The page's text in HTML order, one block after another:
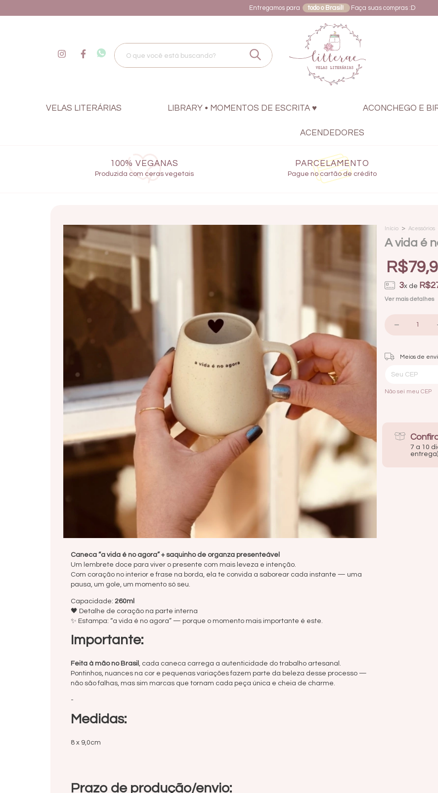
Entregamos para todo o Brasil! Faça suas compras :D
VELAS LITERÁRIAS LIBRARY • MOMENTOS DE ESCRITA ♥ ACONCHEGO E
ACENDEDORES
100% VEGANAS
Produzida com ceras vegetais
PARCELAMENTO
Pague no cartão de crédito
Caneca “a vida é no agora” + saquinho de organza presenteável
Um lembrete doce para viver o presente com mais leveza e intenção.
Com coração no interior e frase na borda, ela te convida a saborear cada instante — uma
pausa, um gole, um momento só seu.
Capacidade: 260ml
🖤 Detalhe de coração na parte interna
✨ Estampa: “a vida é no agora” — porque o momento mais importante é este.
Importante:
Feita à mão no Brasil , cada caneca carrega a autenticidade do trabalho artesanal.
Pontinhos, nuances na cor e pequenas variações fazem parte da beleza desse processo —
não são falhas, mas sim marcas que tornam cada peça única e cheia de charme.
-
Medidas:
8 x 9,0cm
Prazo de produção/envio:
Início > Acessórios
A vida é
3x de
Ver mais detalhes
Entregas para o CEP:
Meios de
Não sei meu CEP
7 a 10
entrega)